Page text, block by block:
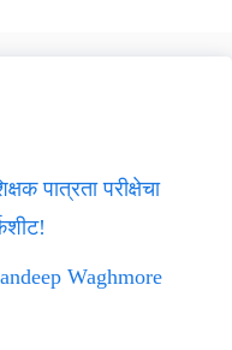
पात्रता परीक्षेचा
Waghmore